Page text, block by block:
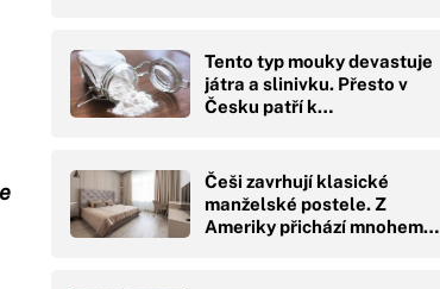
Tento typ mouky devastuje
játra a slinivku. Přesto v
Česku patří k…
Češi zavrhují klasické
manželské postele. Z
Ameriky přichází mnohem…